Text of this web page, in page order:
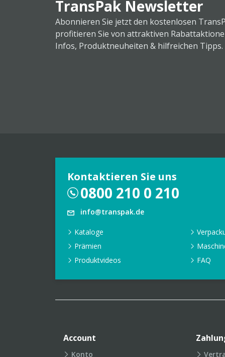
TransPak Newsletter
Abonnieren Sie jetzt den kostenlosen
profitieren Sie von attraktiven
Infos, Produktneuheiten & hilfreichen Tipps.
Kontaktieren Sie uns
0800 210 0 210
info@transpak.de
Kataloge
Prämien
Produktvideos
FAQ
Account
Konto